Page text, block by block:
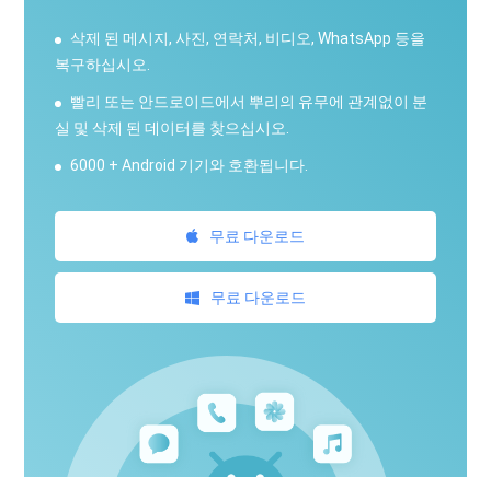
삭제 된 메시지, 사진, 연락처, 비디오, WhatsApp 등을
복구하십시오.
빨리 또는 안드로이드에서 뿌리의 유무에 관계없이 분
실 및 삭제 된 데이터를 찾으십시오.
6000 + Android 기기와 호환됩니다.
무료 다운로드
무료 다운로드